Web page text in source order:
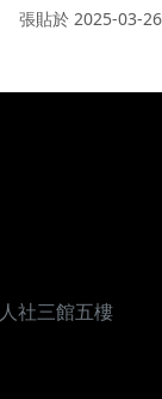
張貼於 2025-03-26
研究所
社三館五樓